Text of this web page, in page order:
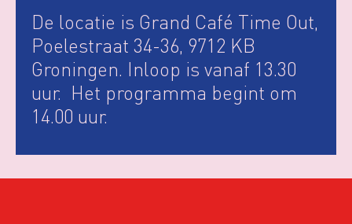
De locatie is Grand Café Time Out,
Poelestraat 34-36, 9712 KB
Groningen. Inloop is vanaf 13.30
uur. Het programma begint om
14.00 uur.